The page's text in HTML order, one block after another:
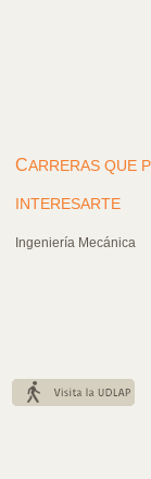
CARRERAS QUE
INTERESARTE
Ingeniería Mecánica